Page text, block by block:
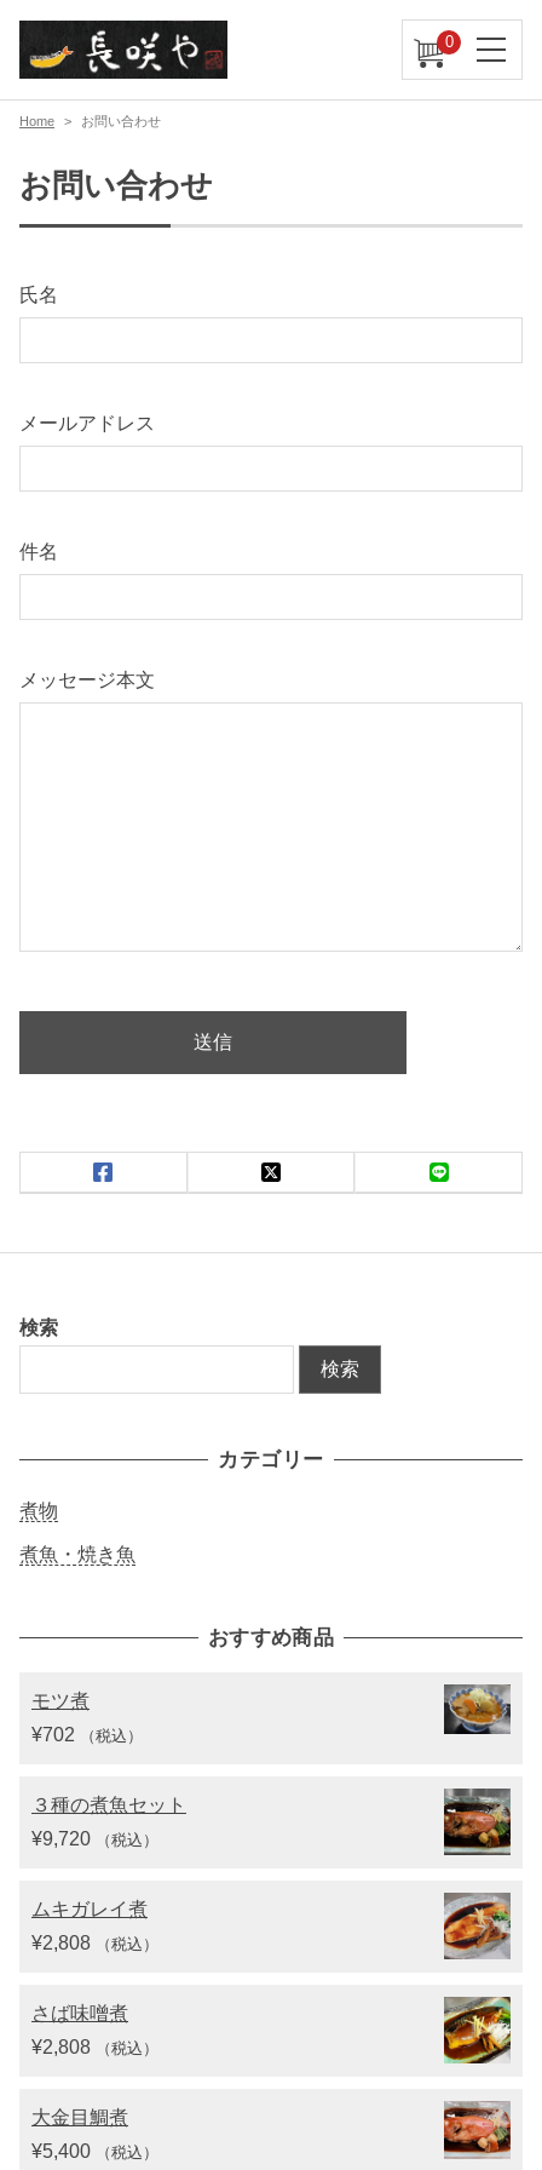
0
Home お問い合わせ
お問い合わせ
氏名
メールアドレス
件名
メッセージ本文
検索
検索
カテゴリー
煮物
煮魚・焼き魚
おすすめ商品
モツ煮
¥702 （税込）
３種の煮魚セット
¥9,720 （税込）
ムキガレイ煮
¥2,808 （税込）
さば味噌煮
¥2,808 （税込）
大金目鯛煮
¥5,400 （税込）